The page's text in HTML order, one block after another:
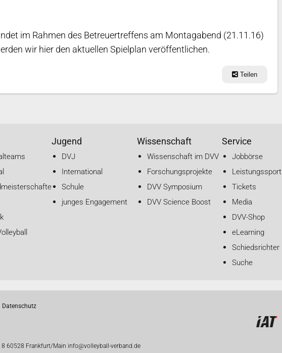
im Rahmen des Betreuertreffens am Montagabend (21.11.16)
wir hier den aktuellen Spielplan veröffentlichen.
Teilen
Jugend
DVJ
International
Schule
junges Engagement
Wissenschaft
Wissenschaft im DVV
Forschungsprojekte
DVV Symposium
DVV Science Boost
Service
Jobbörse
Leistungssport
Tickets
Media
DVV-Shop
eLearning
Schiedsrichter
Suche
Datenschutz
60528 Frankfurt/Main info@volleyball-verband.de